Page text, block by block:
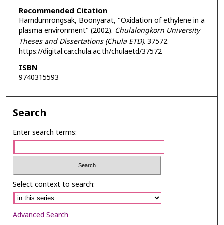
Recommended Citation
Harndumrongsak, Boonyarat, "Oxidation of ethylene in a
plasma environment" (2002). Chulalongkorn University
Theses and Dissertations (Chula ETD). 37572.
https://digital.car.chula.ac.th/chulaetd/37572
ISBN
9740315593
Search
Enter search terms:
Select context to search:
Advanced Search